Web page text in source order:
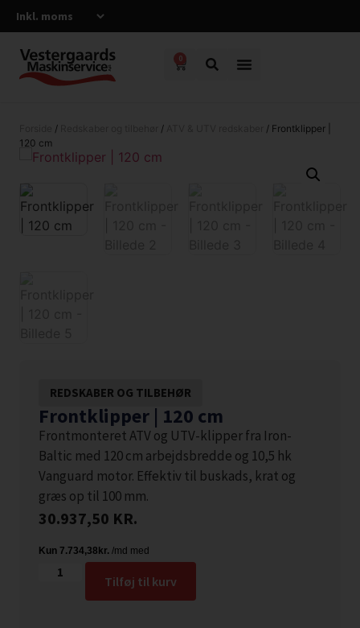
0
/ /
/ Frontklipper |
120 cm
REDSKABER OG TILBEHØR
Frontklipper | 120 cm
Frontmonteret ATV og UTV-klipper fra Iron-
Baltic med 120 cm arbejdsbredde og 10,5 hk
Vanguard motor. Effektiv til buskads, krat og
græs op til 100 mm.
30.937,50 KR.
Tilføj til kurv